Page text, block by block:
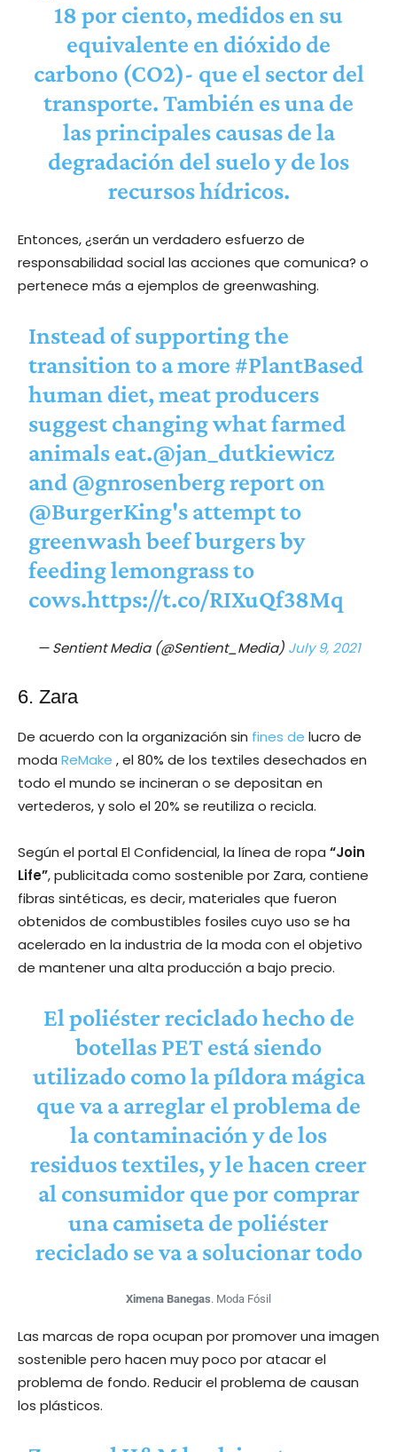
18 por ciento, medidos en su
equivalente en dióxido de
carbono (CO2)- que el sector del
transporte. También es una de
las principales causas de la
degradación del suelo y de los
recursos hídricos.
Entonces, ¿serán un verdadero esfuerzo de
responsabilidad social las acciones que comunica? o
pertenece más a ejemplos de greenwashing.
Instead of supporting the
transition to a more #PlantBased
human diet, meat producers
suggest changing what farmed
animals eat.@jan_dutkiewicz
and@gnrosenbergreport on
@BurgerKing's attempt to
greenwash beef burgers by
feeding lemongrass to
cows.https://t.co/RIXuQf38Mq
— Sentient Media (@Sentient_Media) July 9, 2021
6. Zara
De acuerdo con la organización sin fines de lucro de
moda ReMake , el 80% de los textiles desechados en
todo el mundo se incineran o se depositan en
vertederos, y solo el 20% se reutiliza o recicla.
Según el portal El Confidencial, la línea de ropa “Join
Life”, publicitada como sostenible por Zara, contiene
fibras sintéticas, es decir, materiales que fueron
obtenidos de combustibles fosiles cuyo uso se ha
acelerado en la industria de la moda con el objetivo
de mantener una alta producción a bajo precio.
El poliéster reciclado hecho de
botellas PET está siendo
utilizado como la píldora mágica
que va a arreglar el problema de
la contaminación y de los
residuos textiles, y le hacen creer
al consumidor que por comprar
una camiseta de poliéster
reciclado se va a solucionar todo
Ximena Banegas. Moda Fósil
Las marcas de ropa ocupan por promover una imagen
sostenible pero hacen muy poco por atacar el
problema de fondo. Reducir el problema de causan
los plásticos.